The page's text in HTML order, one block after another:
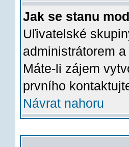
Jak se stanu
Uľivatelské
administrátorem
Máte-li zájem
prvního
Návrat nahoru